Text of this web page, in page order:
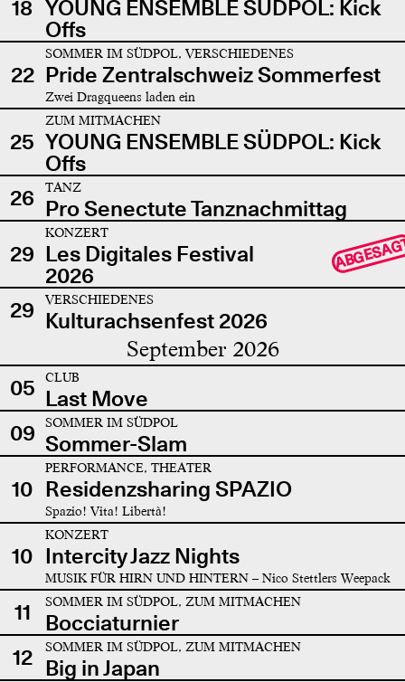
18 YOUNG ENSEMBLE SÜDPOL: Kick
Offs
22
SOMMER IM SÜDPOL, VERSCHIEDENES
Pride Zentralschweiz Sommerfest
Zwei Dragqueens laden ein
25
ZUM MITMACHEN
YOUNG ENSEMBLE SÜDPOL: Kick
Offs
26
TANZ
Pro Senectute Tanznachmittag
29
KONZERT
Les Digitales Festival
2026
29 VERSCHIEDENES
Kulturachsenfest 2026
September 2026
05 CLUB
Last Move
09
SOMMER IM SÜDPOL
Sommer-Slam
10
PERFORMANCE, THEATER
Residenzsharing SPAZIO
Spazio! Vita! Libertà!
10
KONZERT
Intercity Jazz Nights
MUSIK FÜR HIRN UND HINTERN – Nico Stettlers Weepack
11 SOMMER IM SÜDPOL, ZUM MITMACHEN
Bocciaturnier
12
SOMMER IM SÜDPOL, ZUM MITMACHEN
Big in Japan